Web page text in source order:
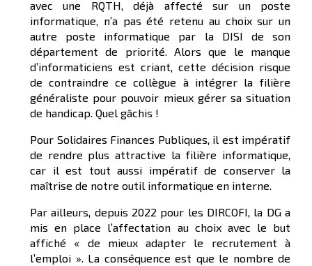
avec une RQTH, déjà affecté sur un poste
informatique, n’a pas été retenu au choix sur un
autre poste informatique par la DISI de son
département de priorité. Alors que le manque
d’informaticiens est criant, cette décision risque
de contraindre ce collègue à intégrer la filière
généraliste pour pouvoir mieux gérer sa situation
de handicap. Quel gâchis !
Pour Solidaires Finances Publiques, il est impératif
de rendre plus attractive la filière informatique,
car il est tout aussi impératif de conserver la
maîtrise de notre outil informatique en interne.
Par ailleurs, depuis 2022 pour les DIRCOFI, la DG a
mis en place l’affectation au choix avec le but
affiché « de mieux adapter le recrutement à
l’emploi ». La conséquence est que le nombre de